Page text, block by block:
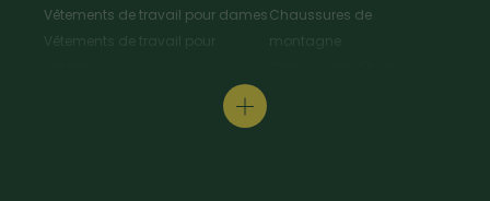
Vêtements de travail pour dames
Vêtements de travail pour
Tabliers & Manteaux de travail
Chaussures de
montagne